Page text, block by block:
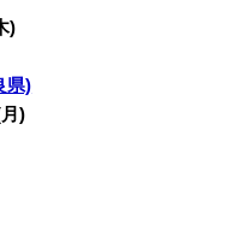
)
県)
)